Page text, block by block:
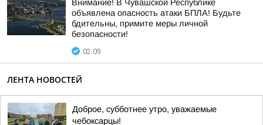
Внимание! В Чувашской Республике
объявлена опасность атаки БПЛА! Будьте
бдительны, примите меры личной
безопасности!
02:09
ЛЕНТА НОВОСТЕЙ
Доброе, субботнее утро, уважаемые
чебоксарцы!